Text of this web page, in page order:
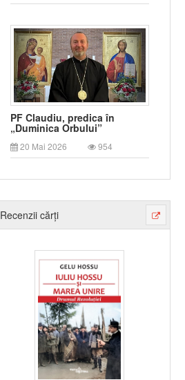
PF Claudiu, predica în
„Duminica Orbului”
20 Mai 2026 954
Recenzii cărți